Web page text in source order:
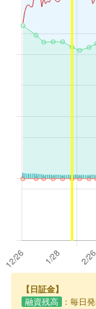
【日証金】
融資残高
：毎日